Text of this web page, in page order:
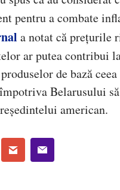
pentru a combate
a notat că prețurile
ar putea contribui
de bază
Belarusului
american.